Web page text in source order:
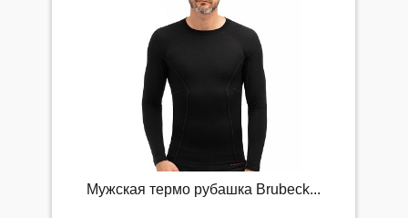
Мужская термо рубашка Brubeck...